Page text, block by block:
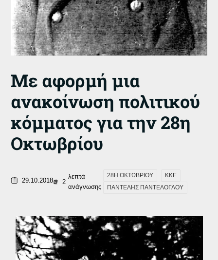
Με αφορμή μια
ανακοίνωση πολιτικού
κόμματος για την 28η
Οκτωβρίου
29.10.2018 2
λεπτά
ανάγνωσης
28Η ΟΚΤΩΒΡΙΟΥ
ΚΚΕ
ΠΑΝΤΕΛΗΣ ΠΑΝΤΕΛΟΓΛΟΥ